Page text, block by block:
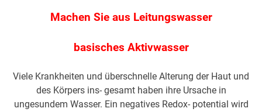
Machen Sie aus Leitungswasser
basisches Aktivwasser
Viele Krankheiten und überschnelle Alterung der Haut und
des Körpers ins- gesamt haben ihre Ursache in
ungesundem Wasser. Ein negatives Redox- potential wird